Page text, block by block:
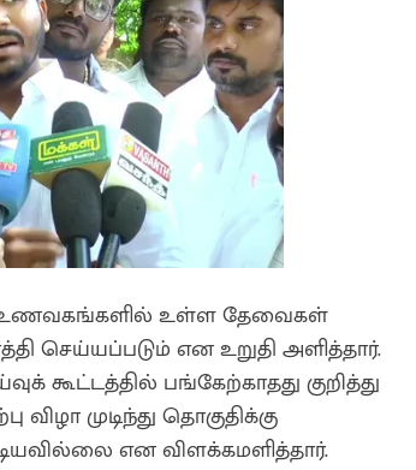
உணவகங்களில் உள்ள தேவைகள்
செய்யப்படும் என உறுதி அளித்தார்.
பங்கேற்காதது குறித்து
விழா முடிந்து தொகுதிக்கு
என விளக்கமளித்தார்.